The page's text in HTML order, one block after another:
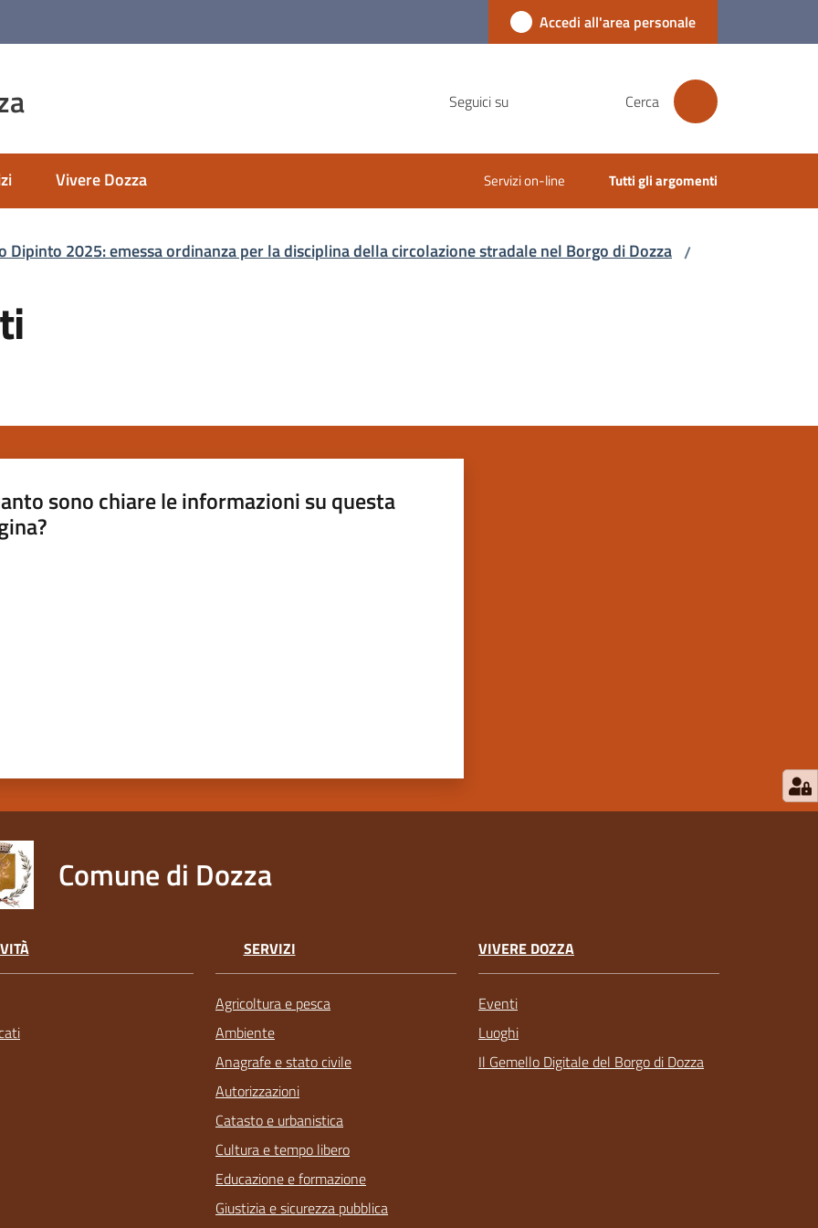
Accedi all'area personale
Seguici su Cerca
Vivere Dozza Servizi on-line Tutti gli argomenti
Dipinto 2025: emessa ordinanza per la disciplina della circolazione stradale nel Borgo di Dozza /
sono chiare le informazioni su questa
Comune di Dozza
SERVIZI
Agricoltura e pesca
Ambiente
Anagrafe e stato civile
Autorizzazioni
Catasto e urbanistica
Cultura e tempo libero
Educazione e formazione
Giustizia e sicurezza pubblica
VIVERE DOZZA
Eventi
Luoghi
Il Gemello Digitale del Borgo di Dozza